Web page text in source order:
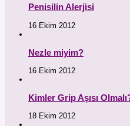
Penisilin Alerjisi
16 Ekim 2012
Nezle miyim?
16 Ekim 2012
Kimler Grip Aşısı
18 Ekim 2012